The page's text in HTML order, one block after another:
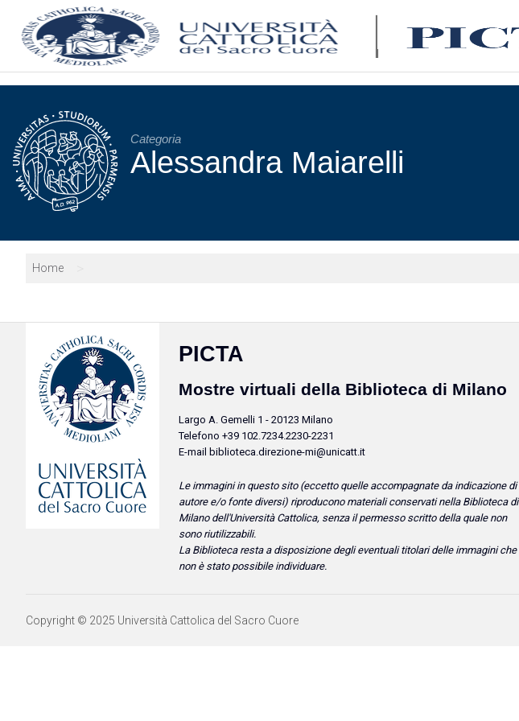
Categoria
Alessandra Maiarelli
Home
PICTA
Mostre virtuali della Biblioteca di Milano
Largo A. Gemelli 1 - 20123 Milano
Telefono +39 102.7234.2230-2231
E-mail biblioteca.direzione-mi@unicatt.it
Le immagini in questo sito (eccetto quelle accompagnate da indicazione di
autore e/o fonte diversi) riproducono materiali conservati nella Biblioteca di
Milano dell'Università Cattolica, senza il permesso scritto della quale non
sono riutilizzabili.
La Biblioteca resta a disposizione degli eventuali titolari delle immagini che
non è stato possibile individuare.
Copyright © 2025 Università Cattolica del Sacro Cuore